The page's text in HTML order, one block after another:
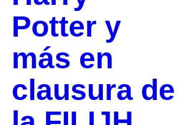
Potter y
más en
clausura de